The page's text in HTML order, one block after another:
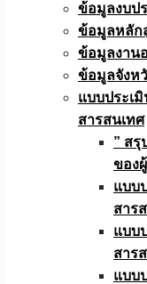
ข้อมูลงบป
ข้อมูลหลัก
ข้อมูลงาน
ข้อมูลจังห
แบบประเ
สารสนเทศ
” สรุ
ของ
แบบ
สาร
แบบ
สาร
แบบ